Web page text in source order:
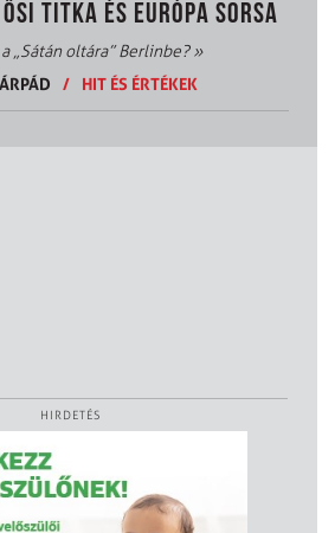
TITKA ÉS EURÓPA SORSA
„Sátán oltára” Berlinbe?»
/ HIT ÉS ÉRTÉKEK
HIRDETÉS